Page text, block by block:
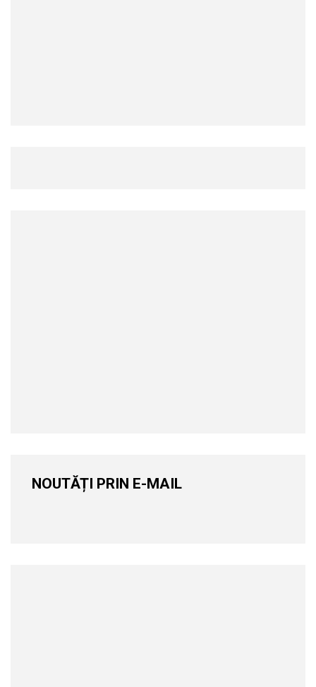
NOUTĂȚI PRIN E-MAIL